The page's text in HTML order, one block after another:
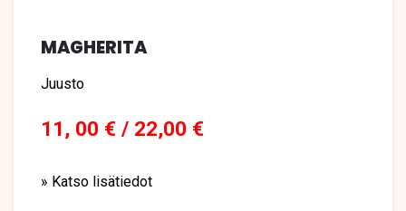
MAGHERITA
Juusto
11, 00 € / 22,00 €
» Katso lisätiedot